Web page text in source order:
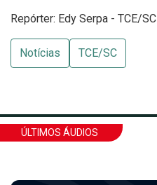
Repórter: Edy Serpa - TCE/SC
Notícias TCE/SC
ÚLTIMOS ÁUDIOS